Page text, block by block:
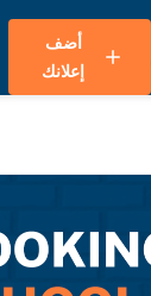
أضف
إعلانك